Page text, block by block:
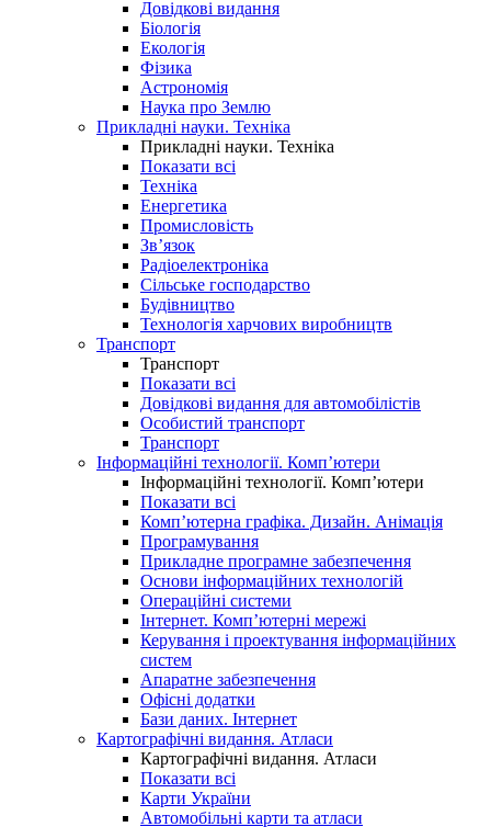
Довідкові видання
Біологія
Екологія
Фізика
Астрономія
Наука про Землю
Прикладні науки. Техніка
Прикладні науки. Техніка
Показати всі
Техніка
Енергетика
Промисловість
Зв’язок
Радіоелектроніка
Сільське господарство
Будівництво
Технологія харчових виробництв
Транспорт
Транспорт
Показати всі
Довідкові видання для автомобілістів
Особистий транспорт
Транспорт
Інформаційні технології. Комп’ютери
Інформаційні технології. Комп’ютери
Показати всі
Комп’ютерна графіка. Дизайн. Анімація
Програмування
Прикладне програмне забезпечення
Основи інформаційних технологій
Операційні системи
Інтернет. Комп’ютерні мережі
Керування і проектування інформаційних
систем
Апаратне забезпечення
Офісні додатки
Бази даних. Інтернет
Картографічні видання. Атласи
Картографічні видання. Атласи
Показати всі
Карти України
Автомобільні карти та атласи